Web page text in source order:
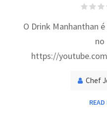
O Drink Manhanthan
no
https://
Chef